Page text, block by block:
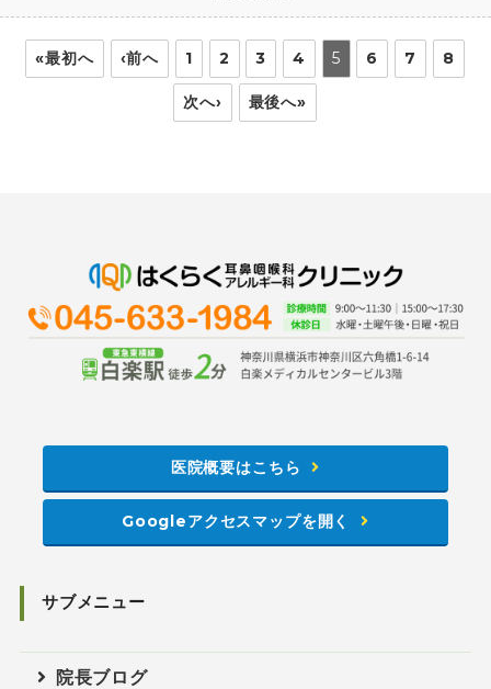
«最初へ ‹前へ 1 2 3 4 5 6 7 8
次へ› 最後へ»
医院概要はこちら
Googleアクセスマップを開く
サブメニュー
院長ブログ